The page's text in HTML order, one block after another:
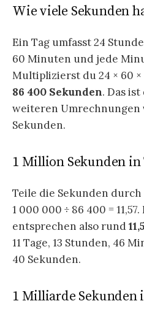
Wie viele Sekunden
Ein Tag umfasst 24
60 Minuten und jede
Multiplizierst du 24 × 60
86 400 Sekunden. Das
weiteren Umrechnungen
Sekunden.
1 Million Sekunden in
Teile die Sekunden
1 000 000 ÷ 86 400 =
entsprechen also rund
11 Tage, 13 Stunden, 46
40 Sekunden.
1 Milliarde Sekunden